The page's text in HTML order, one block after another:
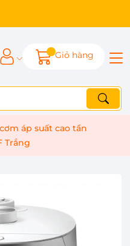
Giỏ hàng
áp suất cao tần
Trắng